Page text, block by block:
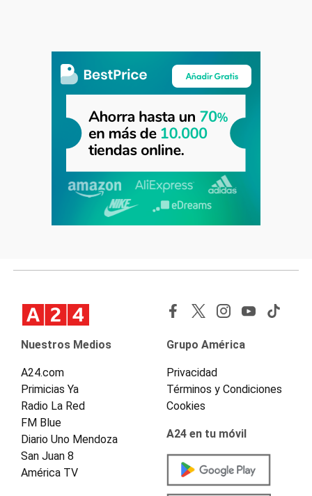
Nuestros Medios
A24.com
Primicias Ya
Radio La Red
FM Blue
Diario Uno Mendoza
San Juan 8
América TV
Grupo América
Privacidad
Términos y Condiciones
Cookies
A24 en tu móvil